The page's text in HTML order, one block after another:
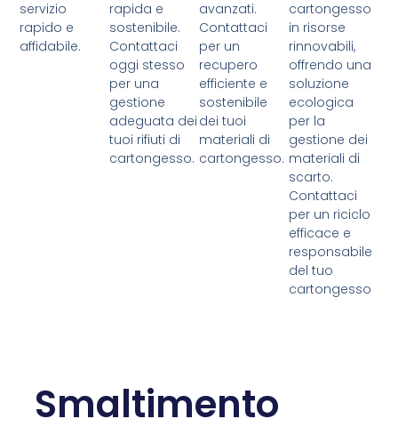
servizio
rapido e
affidabile.
rapida e
sostenibile.
Contattaci
oggi stesso
per una
gestione
adeguata dei
tuoi rifiuti di
cartongesso.
avanzati.
Contattaci
per un
recupero
efficiente e
sostenibile
dei tuoi
materiali di
cartongesso.
cartongesso
in risorse
rinnovabili,
offrendo una
soluzione
ecologica
per la
gestione dei
materiali di
scarto.
Contattaci
per un riciclo
efficace e
responsabile
del tuo
cartongesso
Smaltimento